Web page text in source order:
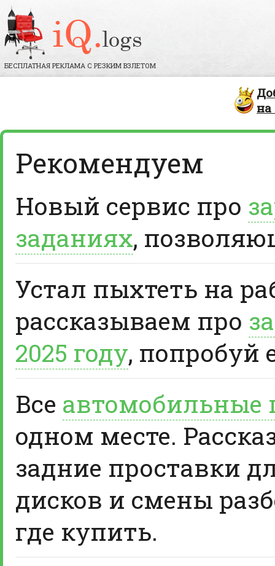
БЕСПЛАТНАЯ РЕКЛАМА С РЕЗКИМ ВЗЛЕТОМ
на
Рекомендуем
Новый сервис про
заданиях,
Устал пыхтеть на
рассказываем про
2025 году, попробуй
Все автомобильные
одном месте.
задние проставки
дисков и смены
где купить.